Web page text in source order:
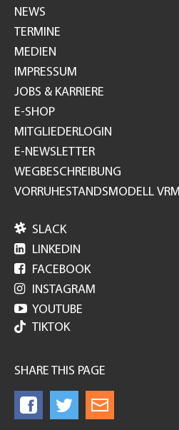
NEWS
TERMINE
MEDIEN
IMPRESSUM
JOBS & KARRIERE
E-SHOP
MITGLIEDERLOGIN
E-NEWSLETTER
WEGBESCHREIBUNG
VORRUHESTANDSMODELL VRM
 SLACK
 LINKEDIN
 FACEBOOK
 INSTAGRAM
 YOUTUBE
TIKTOK
SHARE THIS PAGE